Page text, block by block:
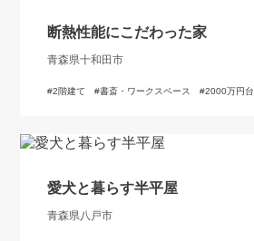
断熱性能にこだわった家
青森県十和田市
2階建て 書斎・ワークスペース 2000万円台
愛犬と暮らす半平屋
青森県八戸市